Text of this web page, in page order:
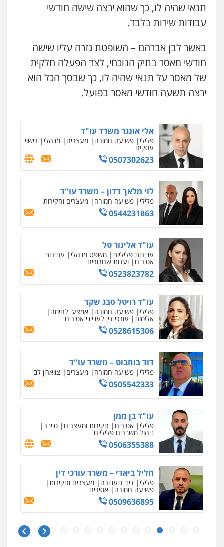
תנאי שהיה לו, כך שהוא ירצה שישה חודשי
עבודות שירות בלבד.
באשר לבן אברהם – השופטת גזרה עליו שישה
חודשי מאסר בתיק הנוכחי, לצד הפעלה חלקית
של מאסר על תנאי שהיה לו, כך שבסך הכל הוא
ירצה תשעה חודשי מאסר בפועל.
עו"ד עלי סעדי
פלילי פשיעה חמורה
0508824984
עו"ד שגיא אקו
פלילי מעצרים וחקירות סמים עבירות מין
עורכי דין לענייני אסירים
אלי אונגר משרד עו"ד
פלילי פשיעה חמורה מעצרים מנהלי רישוי
עסקים
0507302623
לוי מלאך דדון – משרד עו"ד
פלילי פשיעה חמורה מעצרים וחקירות
0544231863
עו"ד אלינור טל
עבירות פליליות משפט מנהלי עתירות
אסירים ועדות שחרורים
0523823782
עו"ד רויטל סבג שקד
פלילי פשיעה חמורה אמצעי לחימה
אלימות עורכי דין לענייני אסירים
0528615306
דוד בוחבוט – משרד עו"ד
פלילי פשיעה חמורה מעצרים צווארון לבן
0505542333
עו"ד בן ממן
פלילי אסירים חקירות ומעצרים סייבר
ניהול משברים פליליים
0506355388
חליל ביאדי – משרד עורכי דין
פלילי דיני תעבורה מעצרים וחקירות
פשיעה חמורה אסירים
0509636895
עו"ד איהאב זבידאת
עבירות
ניר קידר – צלם